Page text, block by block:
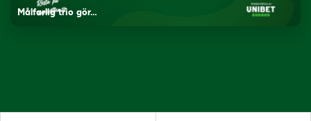
Målfarlig trio gör…